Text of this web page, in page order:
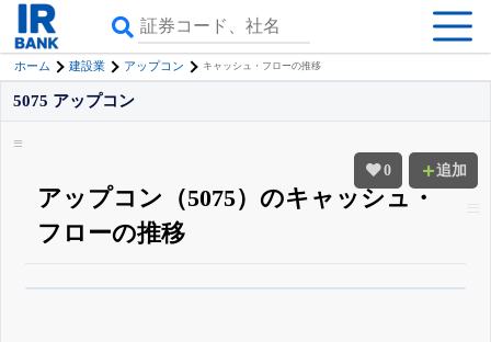
ホーム 建設業 アップコン キャッシュ・フローの推移
0 追加
5075 アップコン
アップコン（5075）のキャッシュ・
フローの推移